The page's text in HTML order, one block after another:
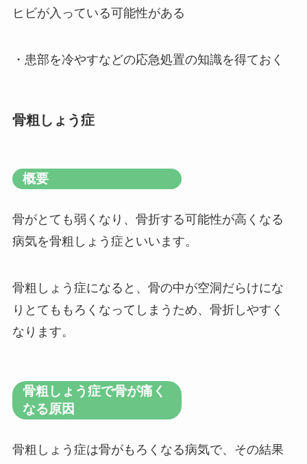
ヒビが入っている可能性がある
・患部を冷やすなどの応急処置の知識を得ておく
骨粗しょう症
概要
骨がとても弱くなり、骨折する可能性が高くなる
病気を骨粗しょう症といいます。
骨粗しょう症になると、骨の中が空洞だらけにな
りとてももろくなってしまうため、骨折しやすく
なります。
骨粗しょう症で骨が痛く
なる原因
骨粗しょう症は骨がもろくなる病気で、その結果